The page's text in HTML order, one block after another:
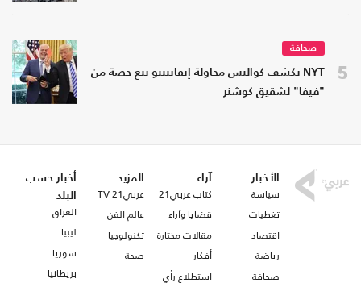
5
صحافة
NYT تكشف كواليس محاولة إنفانتينو بيع حصة من
"فيفا" لشقيق كوشنر
الأخبار
سياسة
تغطيات
اقتصاد
رياضة
صحافة
آراء
كتاب عربي21
قضايا وآراء
مقالات مختارة
أفكار
استطلاع رأي
المزيد
عربي21 TV
عالم الفن
تكنولوجيا
صحة
أخبار حسب
البلد
العراق
ليبيا
سوريا
بريطانيا